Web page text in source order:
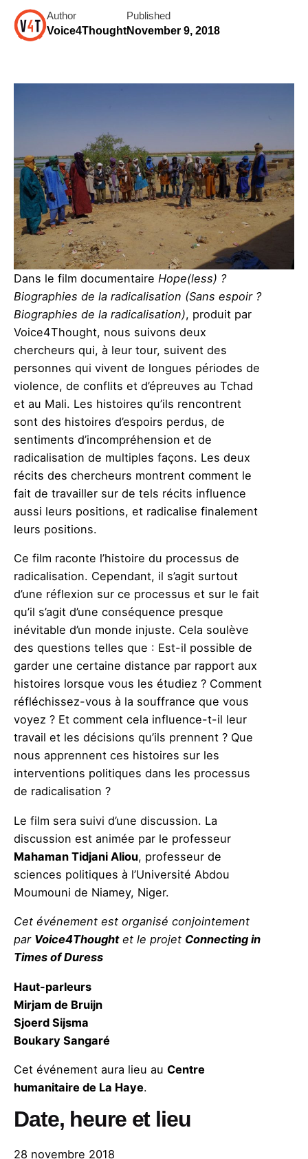
Author
Voice4Thought
Published
November 9, 2018
Dans le film documentaire Hope(less) ?
Biographies de la radicalisation (Sans espoir ?
Biographies de la radicalisation), produit par
Voice4Thought, nous suivons deux
chercheurs qui, à leur tour, suivent des
personnes qui vivent de longues périodes de
violence, de conflits et d’épreuves au Tchad
et au Mali. Les histoires qu’ils rencontrent
sont des histoires d’espoirs perdus, de
sentiments d’incompréhension et de
radicalisation de multiples façons. Les deux
récits des chercheurs montrent comment le
fait de travailler sur de tels récits influence
aussi leurs positions, et radicalise finalement
leurs positions.
Ce film raconte l’histoire du processus de
radicalisation. Cependant, il s’agit surtout
d’une réflexion sur ce processus et sur le fait
qu’il s’agit d’une conséquence presque
inévitable d’un monde injuste. Cela soulève
des questions telles que : Est-il possible de
garder une certaine distance par rapport aux
histoires lorsque vous les étudiez ? Comment
réfléchissez-vous à la souffrance que vous
voyez ? Et comment cela influence-t-il leur
travail et les décisions qu’ils prennent ? Que
nous apprennent ces histoires sur les
interventions politiques dans les processus
de radicalisation ?
Le film sera suivi d’une discussion. La
discussion est animée par le professeur
Mahaman Tidjani Aliou, professeur de
sciences politiques à l’Université Abdou
Moumouni de Niamey, Niger.
Cet événement est organisé conjointement
par Voice4Thoughtet le projet Connecting in
Times of Duress
Haut-parleurs
Mirjam de Bruijn
Sjoerd Sijsma
Boukary Sangaré
Cet événement aura lieu au Centre
humanitaire de La Haye.
Date, heure et lieu
28 novembre 2018